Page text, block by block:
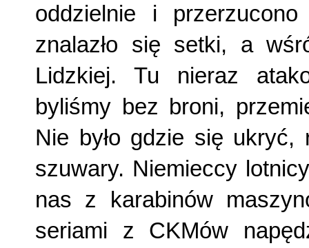
oddzielnie i
znalazło się setki, a
Lidzkiej. Tu nieraz
byliśmy bez broni,
Nie było gdzie się ukryć,
szuwary. Niemieccy
nas z karabinów
seriami z CKMów